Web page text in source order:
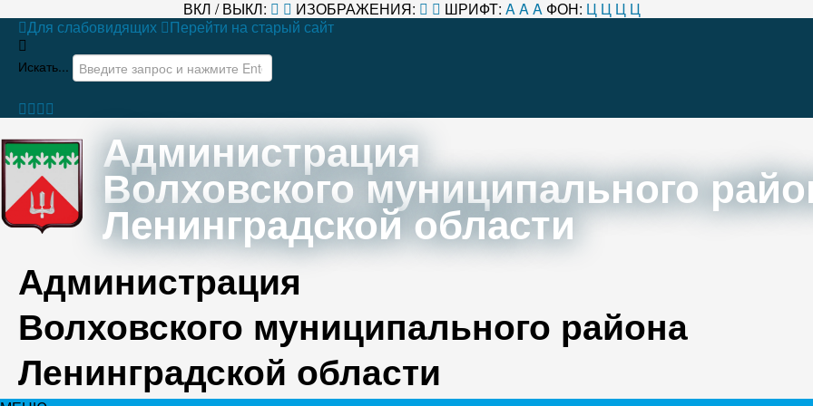
ВКЛ / ВЫКЛ: ИЗОБРАЖЕНИЯ: ШРИФТ: AAA ФОН: Ц Ц Ц Ц
Для слабовидящих
Перейти на старый сайт
Искать...
Администрация
Волховского муниципального
Ленинградской области
Администрация
Волховского муниципального района
Ленинградской области